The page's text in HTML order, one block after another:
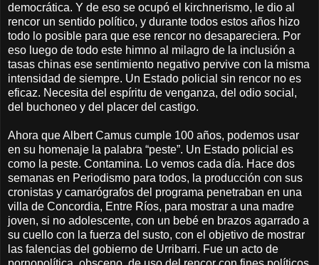
democrática. Y de eso se ocupó el kirchnerismo, le dio al
rencor un sentido político, y durante todos estos años hizo
todo lo posible para que ese rencor no desapareciera. Por
eso luego de todo este himno al milagro de la inclusión a
tasas chinas ese sentimiento negativo pervive con la misma
intensidad de siempre. Un Estado policial sin rencor no es
eficaz. Necesita del espíritu de venganza, del odio social,
del buchoneo y del placer del castigo.
Ahora que Albert Camus cumple 100 años, podemos usar
en su homenaje la palabra “peste”. Un Estado policial es
como la peste. Contamina. Lo vemos cada día. Hace dos
semanas en Periodismo para todos, la producción con sus
cronistas y camarógrafos del programa penetraban en una
villa de Concordia, Entre Ríos, para mostrar a una madre
joven, si no adolescente, con un bebé en brazos agarrado a
su cuello con la fuerza del susto, con el objetivo de mostrar
las falencias del gobierno de Urribarri. Fue un acto de